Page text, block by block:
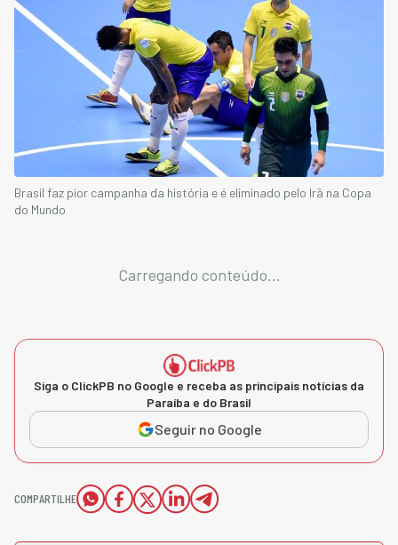
Brasil faz pior campanha da história e é eliminado pelo Irã na Copa
do Mundo
Carregando conteúdo...
Siga o ClickPB no Google e receba as principais notícias da
Paraíba e do Brasil
Seguir no Google
COMPARTILHE